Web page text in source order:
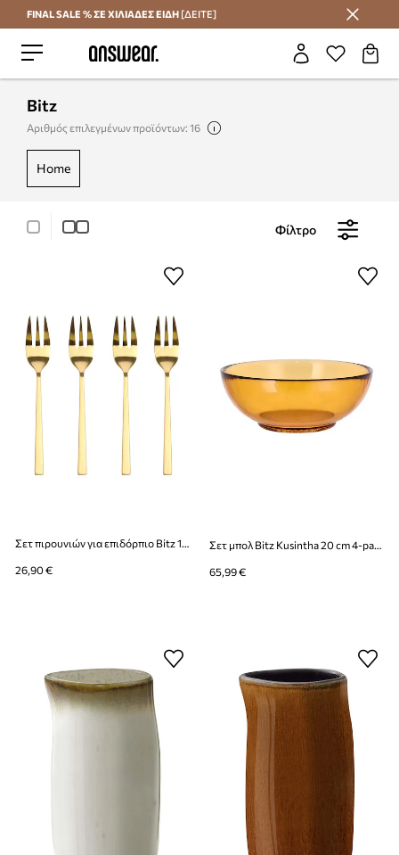
Εξοικονομήστε με το Answear Club
FINAL SALE % ΣΕ ΧΙΛΙΑΔΕΣ ΕΙΔΗ [ΔΕΙΤΕ]
Bitz
Αριθμός επιλεγμένων προϊόντων: 16
home
Φίλτρο
Σετ πιρουνιών για επιδόρπιο Bitz 14 cm 4-pack
26,90 € 65,99 €